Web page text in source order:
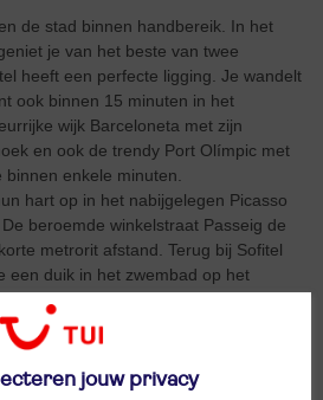
de stad binnen handbereik. In het
je van het beste van twee
heeft een perfecte ligging. Je wandelt
ook binnen 15 minuten in het
wijk Barceloneta met zijn
en ook de trendy Port Olímpic met
enkele minuten.
hart op in het nabijgelegen Picasso
beroemde winkelstraat Passeig de
metrorit afstand. Terug bij Sofitel
een duik in het zwembad op het
uitzicht over de stad en de zee.
voor een heerlijke maaltijd. Bij
culinair verwennen en sluit je dag af in
cocktails terwijl de zon langzaam
jouw privacy